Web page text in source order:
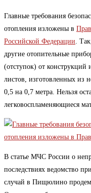
Главные требования
отопления изложены в
Российской Федерации .
другие отопительные
(отступок) от конструкций
листов, изготовленных из
0,5 на 0,7 метра. Нельзя
легковоспламеняющиеся
В статье МЧС России о
последствиях ведомство
случай в Пищюлино